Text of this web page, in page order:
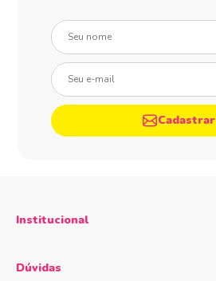
Seu nome
Seu e-mail
Cadastrar
Institucional
Dúvidas